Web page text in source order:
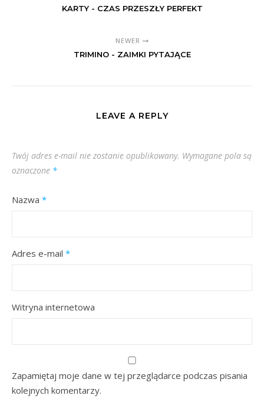
KARTY - CZAS PRZESZŁY PERFEKT
NEWER
TRIMINO - ZAIMKI PYTAJĄCE
LEAVE A REPLY
Twój adres e-mail nie zostanie opublikowany. Wymagane pola są
oznaczone *
Nazwa *
Adres e-mail *
Witryna internetowa
Zapamiętaj moje dane w tej przeglądarce podczas pisania
kolejnych komentarzy.